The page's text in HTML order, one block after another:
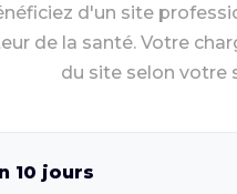
d'un site
de la santé. Votre
du site selon votre
10 jours